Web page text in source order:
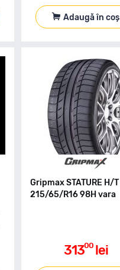
Adaugă în coș
Gripmax STATURE H/T
215/65/R16 98H vara
31300 lei